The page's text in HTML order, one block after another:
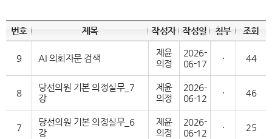
번호 제목 작성자 작성일 첨부 조회
9 AI 의회자문 검색
제윤
의정
2026-
06-17
· 44
8
당선의원 기본 의정실무_7
강
제윤
의정
2026-
06-12
· 46
7
당선의원 기본 의정실무_6
강
제윤
의정
2026-
06-12
· 25